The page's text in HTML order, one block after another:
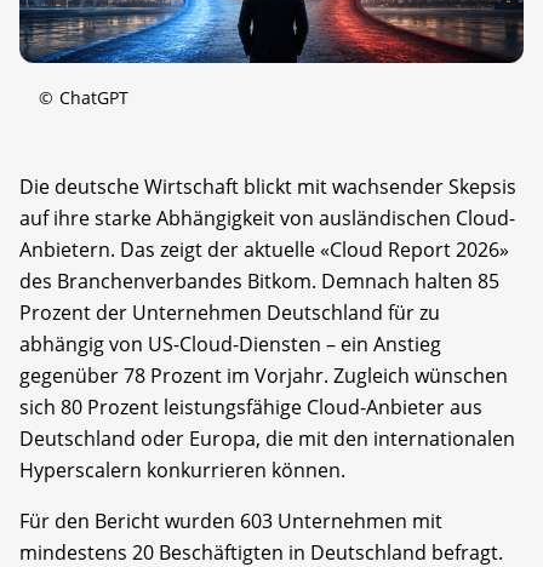
© ChatGPT
Die deutsche Wirtschaft blickt mit wachsender Skepsis
auf ihre starke Abhängigkeit von ausländischen Cloud-
Anbietern. Das zeigt der aktuelle «Cloud Report 2026»
des Branchenverbandes Bitkom. Demnach halten 85
Prozent der Unternehmen Deutschland für zu
abhängig von US-Cloud-Diensten – ein Anstieg
gegenüber 78 Prozent im Vorjahr. Zugleich wünschen
sich 80 Prozent leistungsfähige Cloud-Anbieter aus
Deutschland oder Europa, die mit den internationalen
Hyperscalern konkurrieren können.
Für den Bericht wurden 603 Unternehmen mit
mindestens 20 Beschäftigten in Deutschland befragt.